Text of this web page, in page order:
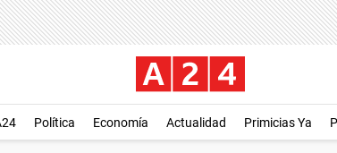
Política Economía Actualidad Primicias Ya